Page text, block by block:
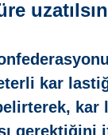
kar
kar
gerektiğini